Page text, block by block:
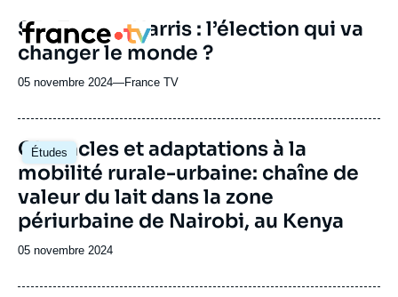
ou
émission
Logo
S5 : Trump-Harris : l’élection qui va
changer le monde ?
05 novembre 2024—Nom
journal,
ou
émission
France TV
Études
Image
principale
Obstacles et adaptations à la
mobilité rurale-urbaine: chaîne de
valeur du lait dans la zone
périurbaine de Nairobi, au Kenya
Date
publication
05 novembre 2024